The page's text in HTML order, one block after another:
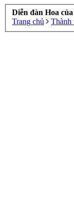
Diễn đàn Hoa
Trang chủ
Thành